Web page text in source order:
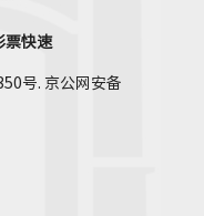
票快速
号. 京公网安备